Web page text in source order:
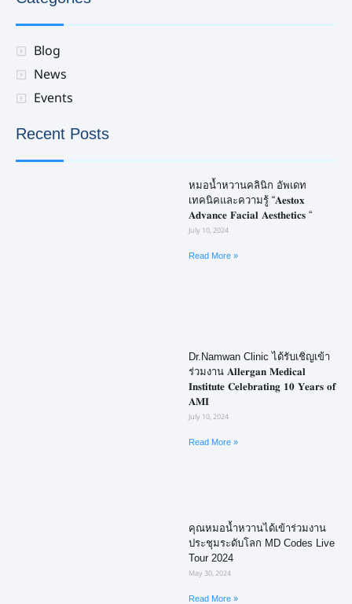
Blog
News
Events
Recent Posts
หมอน้ำหวานคลินิก อัพเดท
เทคนิคและความรู้ “𝐀𝐞𝐬𝐭𝐨𝐱
𝐀𝐝𝐯𝐚𝐧𝐜𝐞 𝐅𝐚𝐜𝐢𝐚𝐥 𝐀𝐞𝐬𝐭𝐡𝐞𝐭𝐢𝐜𝐬 “
July 10, 2024
Read More »
Dr.Namwan Clinic ได้รับเชิญเข้า
ร่วมงาน 𝐀𝐥𝐥𝐞𝐫𝐠𝐚𝐧 𝐌𝐞𝐝𝐢𝐜𝐚𝐥
𝐈𝐧𝐬𝐭𝐢𝐭𝐮𝐭𝐞 𝐂𝐞𝐥𝐞𝐛𝐫𝐚𝐭𝐢𝐧𝐠 𝟏𝟎 𝐘𝐞𝐚𝐫𝐬 𝐨𝐟
𝐀𝐌𝐈
July 10, 2024
Read More »
คุณหมอน้ำหวานได้เข้าร่วมงาน
ประชุมระดับโลก MD Codes Live
Tour 2024
May 30, 2024
Read More »